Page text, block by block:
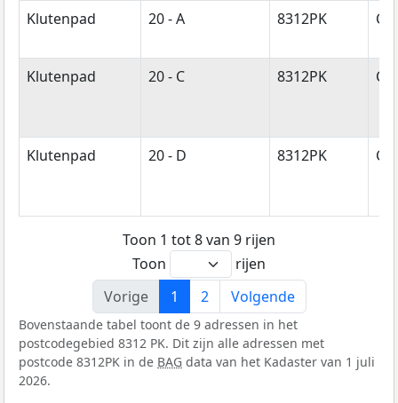
Klutenpad 20 - A 8312PK
Klutenpad 20 - C 8312PK
Klutenpad 20 - D 8312PK
Toon 1 tot 8 van 9 rijen
Toon
rijen
Vorige
1 2 Volgende
Bovenstaande tabel toont de 9 adressen in het
postcodegebied 8312 PK. Dit zijn alle adressen met
postcode 8312PK in de BAG data van het Kadaster van 1 juli
2026.